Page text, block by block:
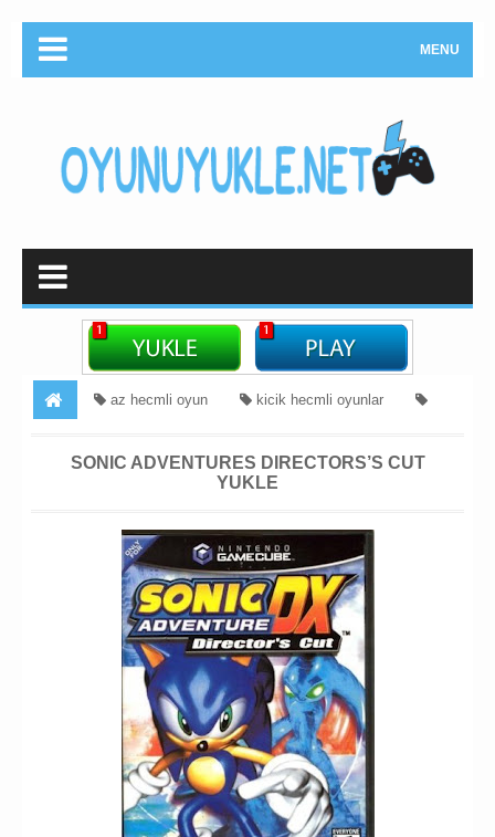
MENU
az hecmli oyun kicik hecmli oyunlar
Sonic Adventures Directors’s Cut Yukle
SONIC ADVENTURES DIRECTORS’S CUT
YUKLE